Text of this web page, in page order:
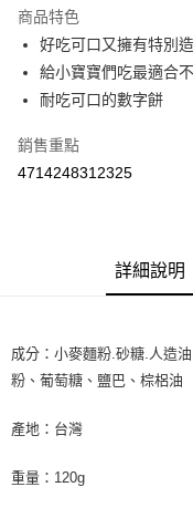
Apple Pay
街口支付
AFTEE先享後付是「在收
３．安心：先確認商品／服
結帳頁面，進行簡訊認證並
３．收到繳費通知簡訊後14
全家取貨付款
每筆NT$60，滿NT$590(
付款後全家取貨
商品特色
好吃可口又擁有特別
給小寶寶們吃最適合
耐吃可口的數字餅
銷售重點
4714248312325
詳細說明
成分：小麥麵粉.砂糖.人造
粉、葡萄糖、鹽巴、棕梠油
產地：台灣
重量：120g